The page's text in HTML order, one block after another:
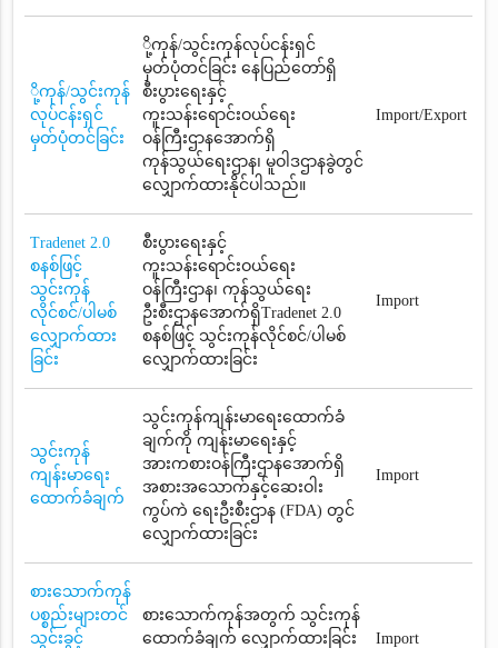
ို့ကုန်/သွင်းကုန်
လုပ်ငန်းရှင်
မှတ်ပုံတင်ခြင်း
ို့ကုန်/သွင်းကုန်လုပ်ငန်းရှင်
မှတ်ပုံတင်ခြင်း နေပြည်တော်ရှိ
စီးပွားရေးနှင့်
ကူးသန်းရောင်းဝယ်ရေး
ဝန်ကြီးဌာနအောက်ရှိ
ကုန်သွယ်ရေးဌာန၊ မူဝါဒဌာနခွဲတွင်
လျှောက်ထားနိုင်ပါသည်။
Import/Export
Tradenet 2.0
စနစ်ဖြင့်
သွင်းကုန်
လိုင်စင်/ပါမစ်
လျှောက်ထား
ခြင်း
စီးပွားရေးနှင့်
ကူးသန်းရောင်းဝယ်ရေး
ဝန်ကြီးဌာန၊ ကုန်သွယ်ရေး
ဦးစီးဌာနအောက်ရှိTradenet 2.0
စနစ်ဖြင့် သွင်းကုန်လိုင်စင်/ပါမစ်
လျှောက်ထားခြင်း
Import
သွင်းကုန်
ကျန်းမာရေး
ထောက်ခံချက်
သွင်းကုန်ကျန်းမာရေးထောက်ခံ
ချက်ကို ကျန်းမာရေးနှင့်
အားကစားဝန်ကြီးဌာနအောက်ရှိ
အစားအသောက်နှင့်ဆေးဝါး
ကွပ်ကဲ ရေးဦးစီးဌာန (FDA) တွင်
လျှောက်ထားခြင်း
Import
စားသောက်ကုန်
ပစ္စည်းများတင်
သွင်းခွင့်
စားသောက်ကုန်အတွက် သွင်းကုန်
ထောက်ခံချက် လျှောက်ထားခြင်း
Import